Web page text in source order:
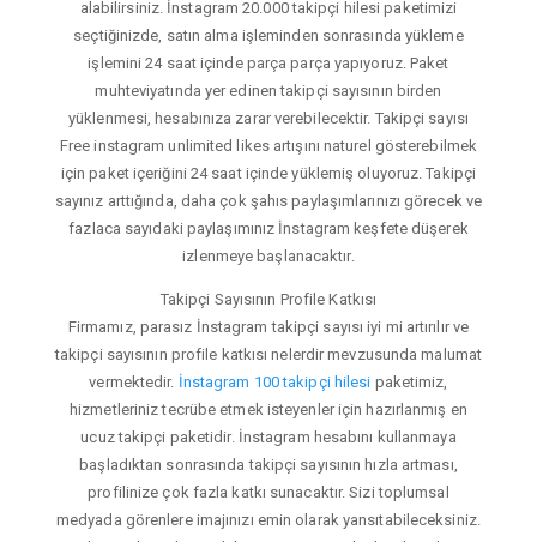
alabilirsiniz. İnstagram 20.000 takipçi hilesi paketimizi
seçtiğinizde, satın alma işleminden sonrasında yükleme
işlemini 24 saat içinde parça parça yapıyoruz. Paket
muhteviyatında yer edinen takipçi sayısının birden
yüklenmesi, hesabınıza zarar verebilecektir. Takipçi sayısı
Free instagram unlimited likes artışını naturel gösterebilmek
için paket içeriğini 24 saat içinde yüklemiş oluyoruz. Takipçi
sayınız arttığında, daha çok şahıs paylaşımlarınızı görecek ve
fazlaca sayıdaki paylaşımınız İnstagram keşfete düşerek
izlenmeye başlanacaktır.
Takipçi Sayısının Profile Katkısı
Firmamız, parasız İnstagram takipçi sayısı iyi mi artırılır ve
takipçi sayısının profile katkısı nelerdir mevzusunda malumat
vermektedir. İnstagram 100 takipçi hilesi paketimiz,
hizmetleriniz tecrübe etmek isteyenler için hazırlanmış en
ucuz takipçi paketidir. İnstagram hesabını kullanmaya
başladıktan sonrasında takipçi sayısının hızla artması,
profilinize çok fazla katkı sunacaktır. Sizi toplumsal
medyada görenlere imajınızı emin olarak yansıtabileceksiniz.